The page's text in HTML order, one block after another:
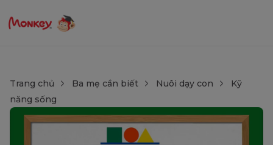
Trang chủ Ba mẹ cần biết Nuôi dạy con
Kỹ
năng sống